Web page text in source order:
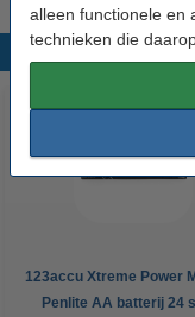
alleen functionele en
technieken die
123accu Xtreme Power
Penlite AA batterij 24